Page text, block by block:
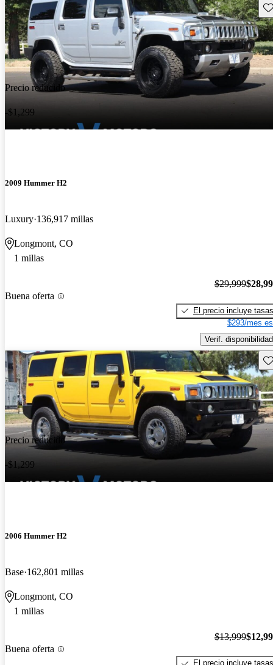
Precio reducido
-$1,299
2009 Hummer H2
Luxury 136,917 millas
Longmont, CO
1 millas
Buena oferta
$29,999
El precio incluye tasas
$293/mes
Verif. disponibilidad
Precio reducido
-$1,299
2006 Hummer H2
Base 162,801 millas
Longmont, CO
1 millas
Buena oferta
$13,999
El precio incluye tasas